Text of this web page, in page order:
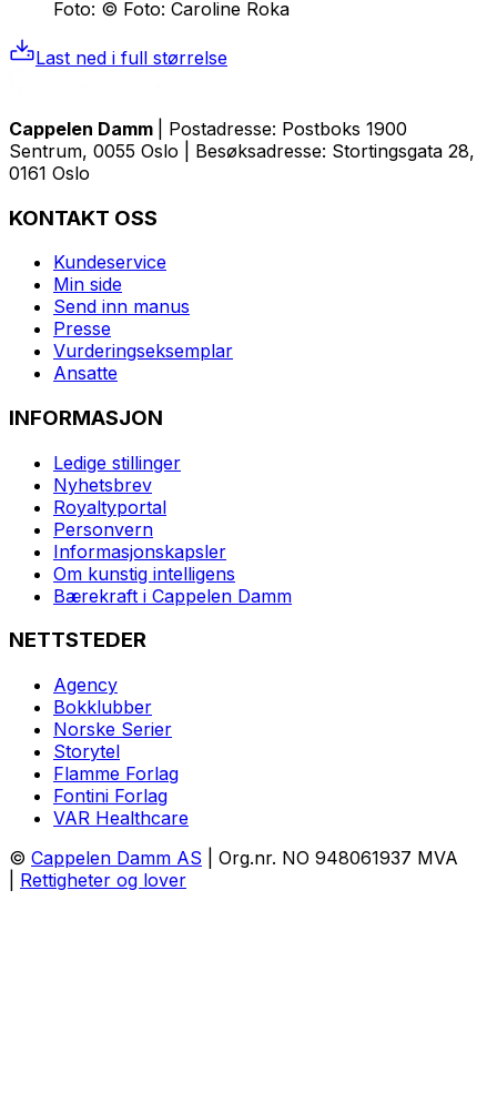
Foto: © Foto: Caroline Roka
Last ned i full størrelse
Cappelen Damm
| Postadresse: Postboks 1900
Sentrum, 0055 Oslo | Besøksadresse: Stortingsgata 28,
0161 Oslo
KONTAKT OSS
Kundeservice
Min side
Send inn manus
Presse
Vurderingseksemplar
Ansatte
INFORMASJON
Ledige stillinger
Nyhetsbrev
Royaltyportal
Personvern
Informasjonskapsler
Om kunstig intelligens
Bærekraft i Cappelen Damm
NETTSTEDER
Agency
Bokklubber
Norske Serier
Storytel
Flamme Forlag
Fontini Forlag
VAR Healthcare
© Cappelen Damm AS | Org.nr. NO 948061937 MVA
Rettigheter og lover